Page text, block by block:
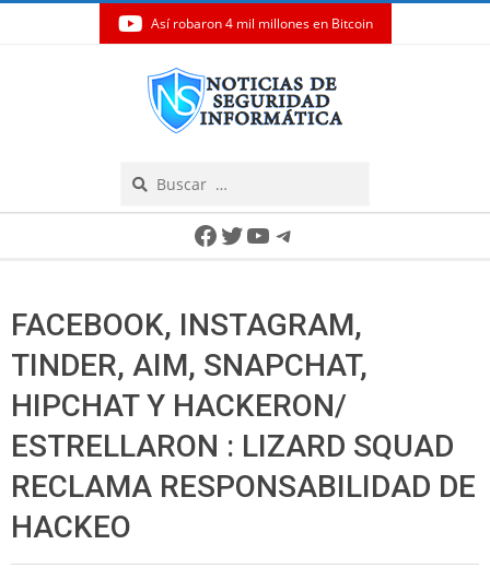
Así robaron 4 mil millones en Bitcoin
Facebook
Twitter
YouTube
Telegram
FACEBOOK, INSTAGRAM,
TINDER, AIM, SNAPCHAT,
HIPCHAT Y HACKERON/
ESTRELLARON : LIZARD SQUAD
RECLAMA RESPONSABILIDAD DE
HACKEO